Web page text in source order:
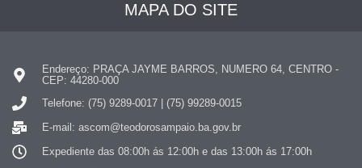
MAPA DO SITE
Endereço: PRAÇA JAYME BARROS, NUMERO 64, CENTRO -
CEP: 44280-000
Telefone: (75) 9289-0017 | (75) 99289-0015
E-mail: ascom@teodorosampaio.ba.gov.br
Expediente das 08:00h ás 12:00h e das 13:00h ás 17:00h